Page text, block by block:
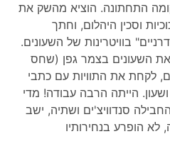
התחתונה. הוציא מהשק את
וסכין היהלום, וחתך
בוויטרינות של השעונים.
השעונים בצמר גפן (שחס
לקחת את התוויות עם כתבי
הייתה הרבה עבודה! מדי
סנדוויצ'ים ושתיה, ישב